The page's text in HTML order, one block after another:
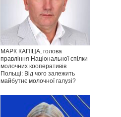
МАРК КАПІЦА, голова
правління Національної спілки
молочних кооперативів
Польщі: Від чого залежить
майбутнє молочної галузі?